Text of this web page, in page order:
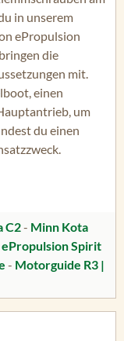
in unserem
ePropulsion
die
mit.
einen
um
du einen
C2- Minn Kota
ePropulsion Spirit
- Motorguide R3 |